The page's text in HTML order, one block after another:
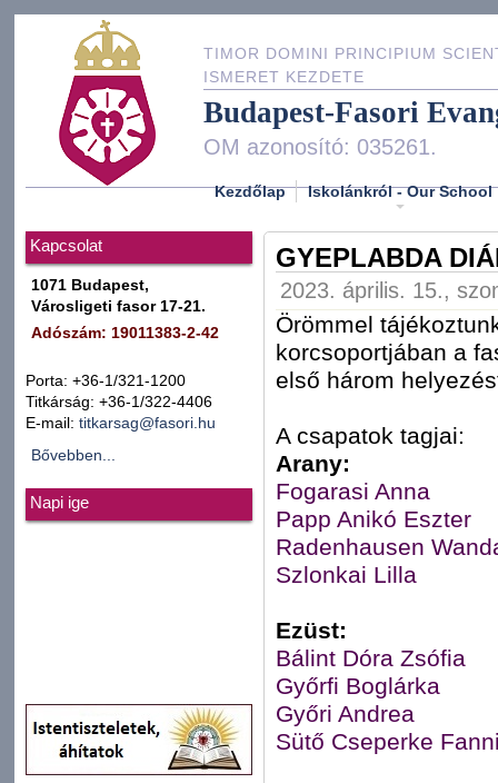
TIMOR DOMINI PRINCIPIUM
ISMERET KEZDETE
Budapest-Fasori
OM azonosító: 035261.
Kezdőlap Iskolánkról - Our School
Kapcsolat
1071 Budapest,
Városligeti fasor 17-21.
Adószám: 19011383-2-42
Porta: +36-1/321-1200
Titkárság: +36-1/322-4406
E-mail: titkarsag@fasori.hu
Bővebben...
Napi ige
GYEPLABDA
2023. április. 15.,
Örömmel
korcsoportjában a
első három
A csapatok tagjai:
Arany:
Fogarasi Anna
Papp Anikó Eszter
Radenhausen
Szlonkai Lilla
Ezüst:
Bálint Dóra Zsófia
Győrfi Boglárka
Győri Andrea
Sütő Cseperke